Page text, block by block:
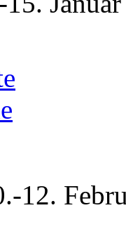
12.